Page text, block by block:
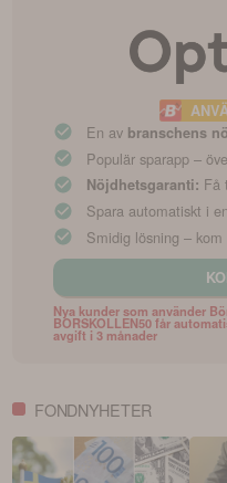
En av branschens
Populär sparapp –
Nöjdhetsgaranti: Få
Spara automatiskt i
Smidig lösning –
Nya kunder som använder
BORSKOLLEN50 får
avgift i 3 månader
FONDNYHETER